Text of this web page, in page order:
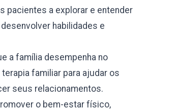
pacientes a explorar e entender
habilidades e
a família desempenha no
familiar para ajudar os
seus relacionamentos.
o bem-estar físico,